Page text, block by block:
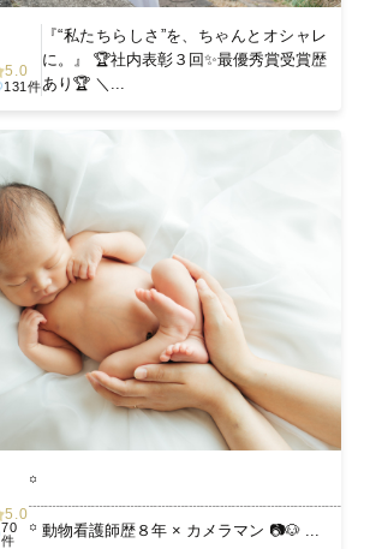
5.0
131件
『“私たちらしさ”を、ちゃんとオシャレ
に。』 🏆社内表彰３回✨最優秀賞受賞歴
あり🏆 ＼...
5.0
70
件
꙳
┈┈┈┈┈┈┈┈┈┈┈┈┈┈┈┈┈┈┈┈
꙳ 動物看護師歴８年 × カメラマン 📷🐶 ...